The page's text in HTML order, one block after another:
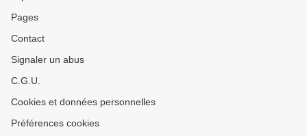
Pages
Contact
Signaler un abus
C.G.U.
Cookies et données personnelles
Préférences cookies